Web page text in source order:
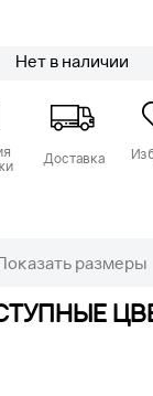
Нет в наличии
Доставка
размеры